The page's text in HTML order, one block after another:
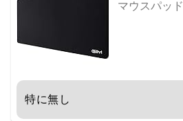
マウスパッド
特に無し